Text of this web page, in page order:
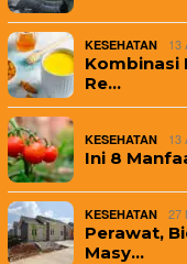
KESEHATAN 13
Kombinasi
Re…
KESEHATAN 13
Ini 8
KESEHATAN 27
Perawat,
Masy…